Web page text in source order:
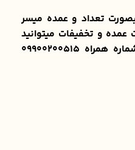
تعداد و عمده میسر
و تخفیفات میتوانید
با شماره 90004606 و یا شماره همراه 09900200515